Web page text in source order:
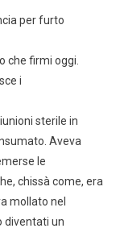
per furto
che firmi oggi.
i
sterile in
Aveva
le
chissà come, era
mollato nel
diventati un